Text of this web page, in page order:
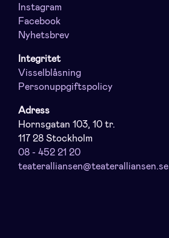
Instagram
Facebook
Nyhetsbrev
Integritet
Visselblåsning
Personuppgiftspolicy
Adress
Hornsgatan 103, 10 tr.
117 28 Stockholm
08 - 452 21 20
teateralliansen@teateralliansen.se